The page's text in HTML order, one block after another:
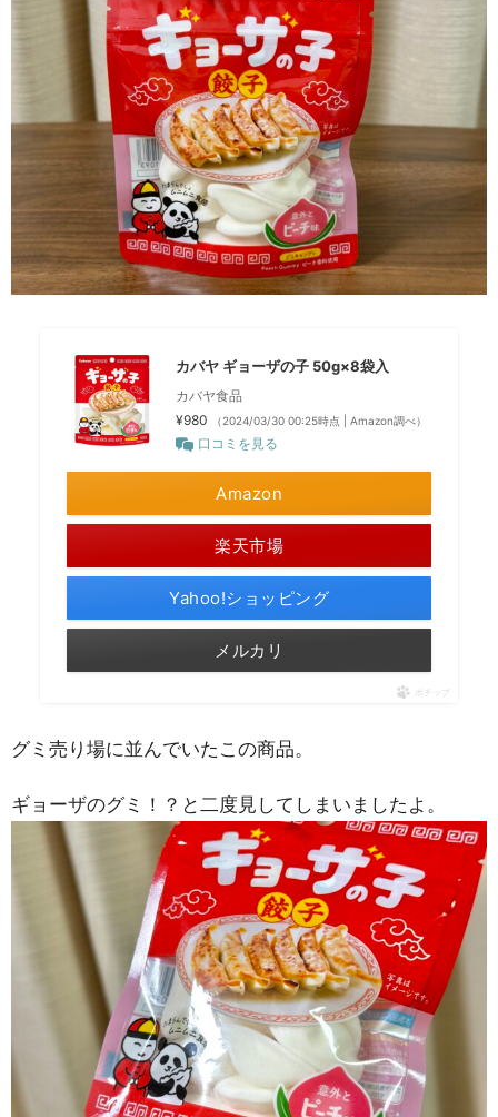
カバヤ ギョーザの子 50g×8袋入
カバヤ食品
¥980
（2024/03/30 00:25時点 | Amazon調べ）
口コミを見る
Amazon
楽天市場
Yahoo!ショッピング
メルカリ
ポチップ
グミ売り場に並んでいたこの商品。
ギョーザのグミ！？と二度見してしまいましたよ。